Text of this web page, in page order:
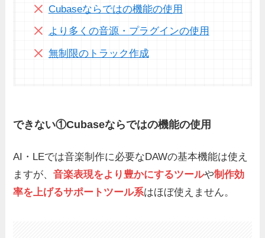
Cubaseならではの機能の使用
より多くの音源・プラグインの使用
無制限のトラック作成
できない①Cubaseならではの機能の使用
AI・LEでは音楽制作に必要なDAWの基本機能は使え
ますが、音楽表現をより豊かにするツールや制作効
率を上げるサポートツール系はほぼ使えません。